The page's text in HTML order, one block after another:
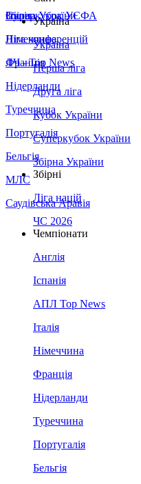
Збірна України
Італія
Німеччина
Франція
Нідерланди
Туреччина
Португалія
Бельгія
МЛС
Саудівська Аравія
Суперкубок УЄФА
Ліга конференцій
ЛЧ - Top News
Україна
Україна
Перша ліга
Друга ліга
Кубок України
Суперкубок України
Збірна України
Збірні
Ліга націй
ЧС 2026
Чемпіонати
Англія
Іспанія
АПЛ Top News
Італія
Німеччина
Франція
Нідерланди
Туреччина
Португалія
Бельгія